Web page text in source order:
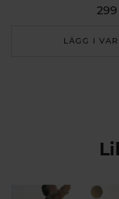
LÄGG I